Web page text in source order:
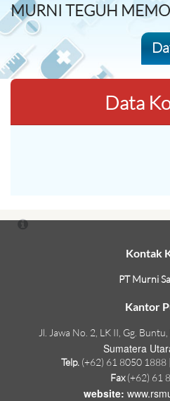
MURNI TEGUH
Data
Kontak
PT Murni
Kantor
Jl. Jawa No. 2, LK II, Gg.
Sumatera
Telp. (+62) 61 8050
Fax(+62) 61
website: